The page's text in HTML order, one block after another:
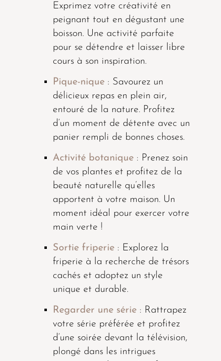
Exprimez votre créativité en
peignant tout en dégustant une
boisson. Une activité parfaite
pour se détendre et laisser libre
cours à son inspiration.
Pique-nique: Savourez un
délicieux repas en plein air,
entouré de la nature. Profitez
d’un moment de détente avec un
panier rempli de bonnes choses.
Activité botanique: Prenez soin
de vos plantes et profitez de la
beauté naturelle qu’elles
apportent à votre maison. Un
moment idéal pour exercer votre
main verte !
Sortie friperie: Explorez la
friperie à la recherche de trésors
cachés et adoptez un style
unique et durable.
Regarder une série: Rattrapez
votre série préférée et profitez
d’une soirée devant la télévision,
plongé dans les intrigues